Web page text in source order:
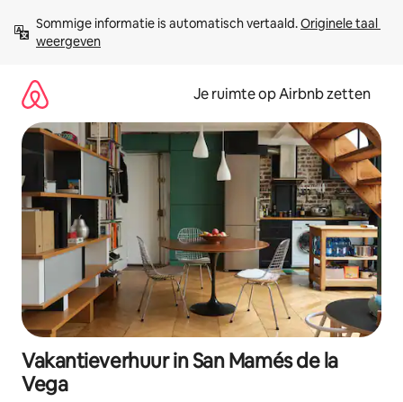
direct
naar
Sommige informatie is automatisch vertaald. Originele taal
weergeven
Je ruimte op Airbnb zetten
Vakantieverhuur in San Mamés de la
Vega